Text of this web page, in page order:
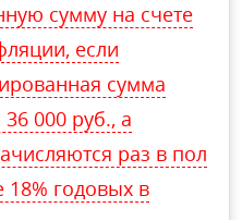
сумму на счете
если
сумма
000 руб., а
раз в пол
18% годовых в